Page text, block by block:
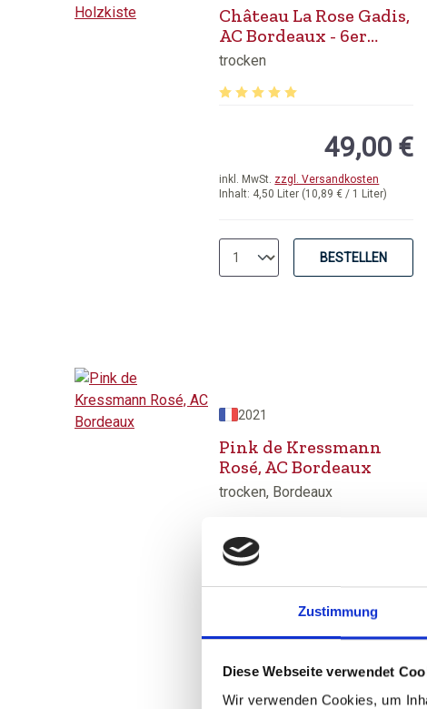
Zustimmung
Diese Webseite verwendet
Wir verwenden Cookies, um
Château La Rose Gadis,
AC Bordeaux - 6er
original Holzkiste
trocken
Inhalt: 4,50 Liter (10,89 € / 1 Liter)
inkl. MwSt. zzgl. Versandkosten
49,00 €
BESTELLEN
2021
Pink de Kressmann
Rosé, AC Bordeaux
trocken, Bordeaux
Durchschnittliche Bewertung von
zzgl. Versandkosten
6,99 €